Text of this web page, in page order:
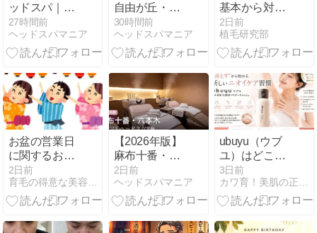
ッドスパ｜2
人同時とペア
ルームの違
い、予約前の
27時間前
ヘッドスパマニア
自由が丘・都
立大学のカッ
プルヘッドス
パ5選｜ペア
30時間前
ヘッドスパマニア
基本から対策
方法まで徹底
ガイド
2日前
植毛研究部
お盆の営業日
に関するお知
らせ
2日前
育毛の得意な美容室アトリエカラーズ
【2026年版】
麻布十番・六
本木のカップ
ルヘッドスパ
8選｜ペアル
2日前
ヘッドスパマニア
ubuyu（ウブ
ユ）はどこで
売ってる？市
販・通販の販
売店を徹底比
オイで悩んで
3日前
カワ育！美肌の正しい作り方